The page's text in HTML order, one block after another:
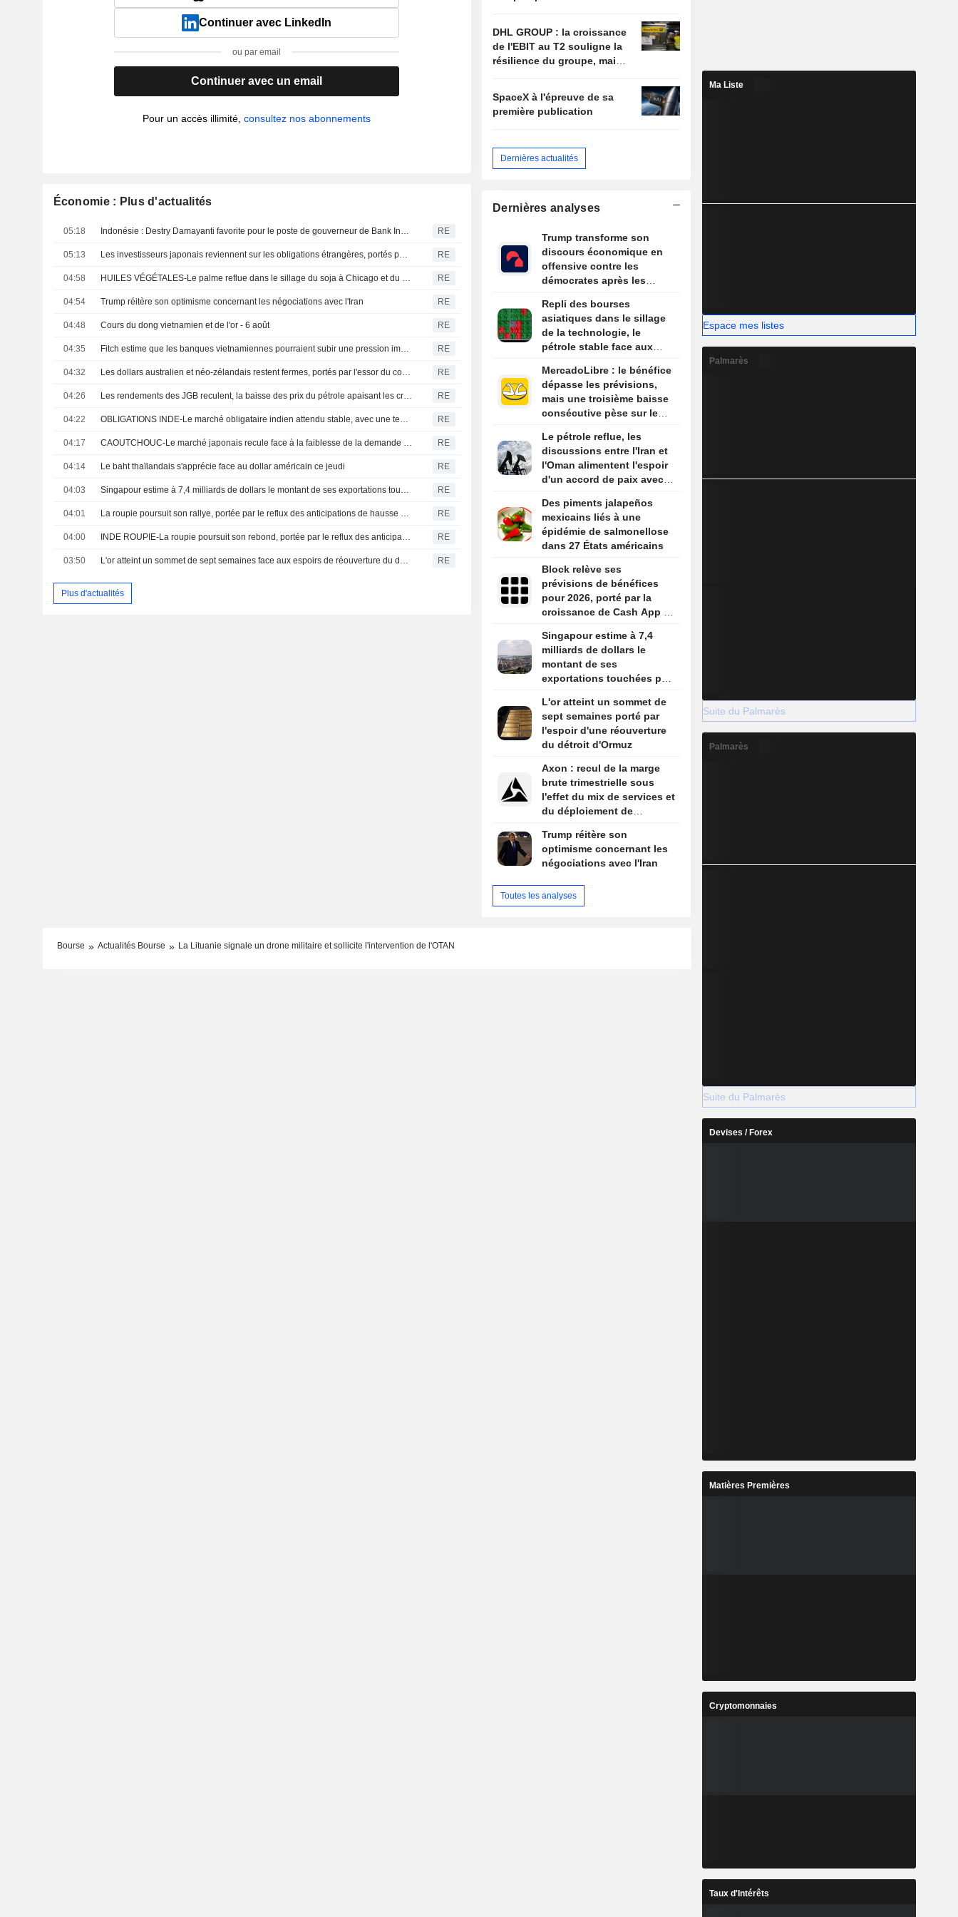
Continuer avec LinkedIn
ou par email
Continuer avec un email
Pour un accès illimité,consultez nos abonnements
Économie : Plus d'actualités
05:18 Indonésie : Destry Damayanti favorite pour le poste de gouverneur de Bank Indonesia, selon une source RE
05:13 Les investisseurs japonais reviennent sur les obligations étrangères, portés par le raffermissement du yen et des rendements élevés RE
04:58 HUILES VÉGÉTALES-Le palme reflue dans le sillage du soja à Chicago et du pétrole brut RE
04:54 Trump réitère son optimisme concernant les négociations avec l'Iran RE
04:48 Cours du dong vietnamien et de l'or - 6 août RE
04:35 Fitch estime que les banques vietnamiennes pourraient subir une pression importante face aux objectifs de croissance du gouvernement RE
04:32 Les dollars australien et néo-zélandais restent fermes, portés par l'essor du commerce avec la Chine RE
04:26 Les rendements des JGB reculent, la baisse des prix du pétrole apaisant les craintes inflationnistes RE
04:22 OBLIGATIONS INDE-Le marché obligataire indien attendu stable, avec une tendance haussière après le ton accommodant de la RBI RE
04:17 CAOUTCHOUC-Le marché japonais recule face à la faiblesse de la demande chinoise de pneumatiques et au repli du pétrole RE
04:14 Le baht thaïlandais s'apprécie face au dollar américain ce jeudi RE
04:03 Singapour estime à 7,4 milliards de dollars le montant de ses exportations touchées par les nouveaux tarifs douaniers américains RE
04:01 La roupie poursuit son rallye, portée par le reflux des anticipations de hausse de la Fed et la faiblesse du pétrole RE
04:00 INDE ROUPIE-La roupie poursuit son rebond, portée par le reflux des anticipations de hausse des taux de la Fed et la faiblesse du pétrole RE
03:50 L'or atteint un sommet de sept semaines face aux espoirs de réouverture du détroit d'Ormuz RE
Plus d'actualités
DHL GROUP : la croissance
de l'EBIT au T2 souligne la
résilience du groupe, mais
SpaceX à l'épreuve de sa
première publication
Dernières actualités
Dernières analyses
Trump transforme son
discours économique en
offensive contre les
démocrates après les
Repli des bourses
asiatiques dans le sillage
de la technologie, le
pétrole stable face aux
MercadoLibre : le bénéfice
dépasse les prévisions,
mais une troisième baisse
consécutive pèse sur le
Le pétrole reflue, les
discussions entre l'Iran et
l'Oman alimentent l'espoir
d'un accord de paix avec
Des piments jalapeños
mexicains liés à une
épidémie de salmonellose
dans 27 États américains
Block relève ses
prévisions de bénéfices
pour 2026, porté par la
croissance de Cash App et
marges
Singapour estime à 7,4
milliards de dollars le
montant de ses
exportations touchées par
douaniers américains
L'or atteint un sommet de
sept semaines porté par
l'espoir d'une réouverture
du détroit d'Ormuz
Axon : recul de la marge
brute trimestrielle sous
l'effet du mix de services et
du déploiement de
Trump réitère son
optimisme concernant les
négociations avec l'Iran
Toutes les analyses
Bourse Actualités Bourse La Lituanie signale un drone militaire et sollicite l'intervention de l'OTAN
Ma Liste
Espace mes listes
Palmarès
Suite du Palmarès
Palmarès
Suite du Palmarès
Devises / Forex
Matières Premières
Cryptomonnaies
Taux d'Intérêts